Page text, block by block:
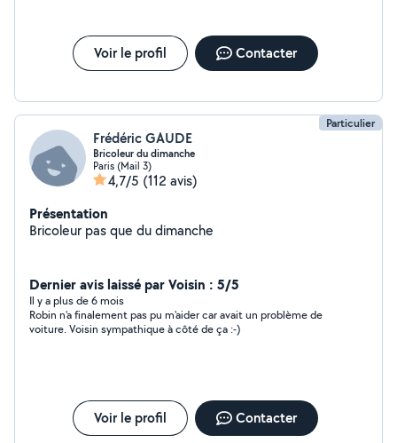
Voir le profil Contacter
Particulier
Frédéric GAUDE
Bricoleur du dimanche
Paris (Mail 3)
4,7/5 (112 avis)
Présentation
Bricoleur pas que du dimanche
Dernier avis laissé par Voisin : 5/5
Il y a plus de 6 mois
Robin n'a finalement pas pu m'aider car avait un problème de
voiture. Voisin sympathique à côté de ça :-)
Voir le profil Contacter